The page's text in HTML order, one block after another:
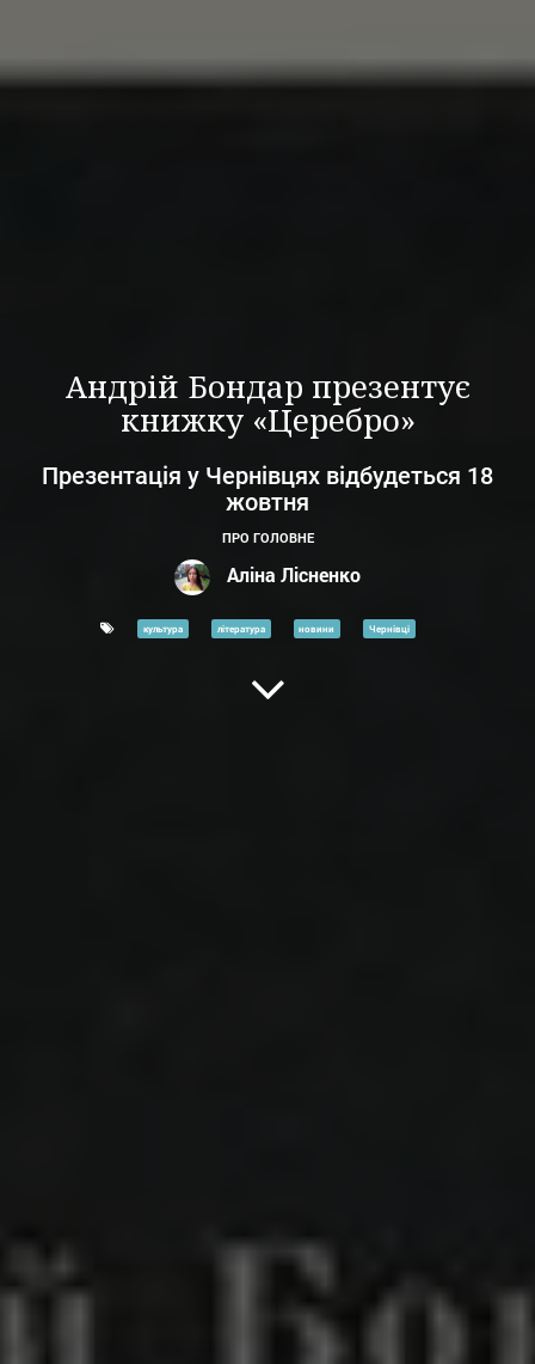
Андрій Бондар презентує
книжку «Церебро»
Презентація у Чернівцях відбудеться 18
жовтня
ПРО ГОЛОВНЕ
Аліна Лісненко
культура література новини Чернівці